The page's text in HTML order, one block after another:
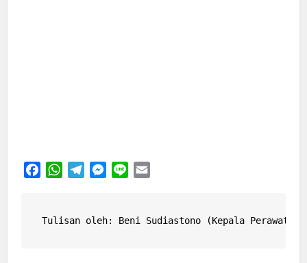
FacebookWhatsApp
TelegramMessenger
Line
Tulisan oleh: Beni Sudiastono (Kepala Perawat